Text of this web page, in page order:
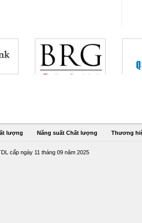
lượng Năng suất Chất lượng Thương
cấp ngày 11 tháng 09 năm 2025